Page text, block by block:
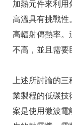
加熱元件來利用
高溫具有挑戰性
高輻射傳熱率。
不高，並且需要
上述所討論的三
業製程的低碳技
案是使用微波電